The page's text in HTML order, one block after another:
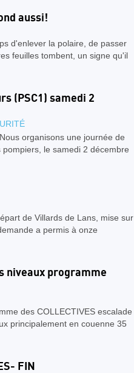
aussi!
d'enlever la polaire, de passer
feuilles tombent, un signe qu'il
(PSC1) samedi 2
organisons une journée de
le samedi 2 décembre
de Villards de Lans, mise sur
a permis à onze
niveaux programme
des COLLECTIVES escalade
principalement en couenne 35
FIN